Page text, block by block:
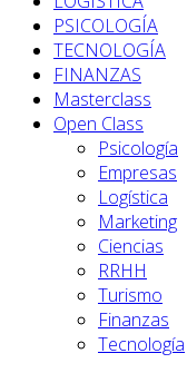
PSICOLOGÍA
TECNOLOGÍA
FINANZAS
Masterclass
Open Class
Psicología
Empresas
Logística
Marketing
Ciencias
RRHH
Turismo
Finanzas
Tecnología